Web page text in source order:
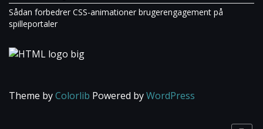
Sådan forbedrer CSS-animationer brugerengagement på
spilleportaler
Theme byColorlib Powered byWordPress